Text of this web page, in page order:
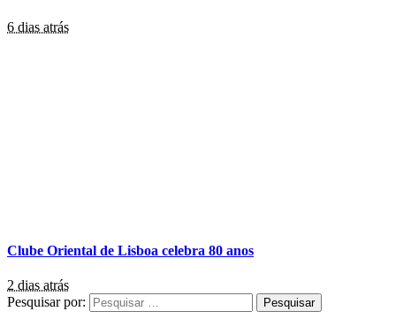
6 dias atrás
Clube Oriental de Lisboa celebra 80 anos
2 dias atrás
Pesquisar por: